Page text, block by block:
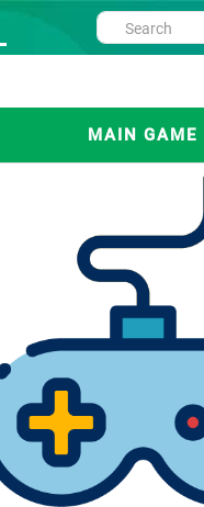
MAIN GAME